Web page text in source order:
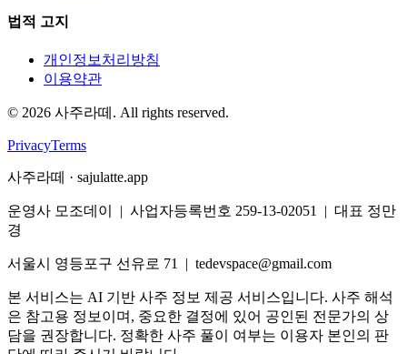
법적 고지
개인정보처리방침
이용약관
© 2026 사주라떼. All rights reserved.
PrivacyTerms
사주라떼 · sajulatte.app
운영사 모조데이 | 사업자등록번호 259-13-02051 | 대표 정만
경
서울시 영등포구 선유로 71 | tedevspace@gmail.com
본 서비스는 AI 기반 사주 정보 제공 서비스입니다. 사주 해석
은 참고용 정보이며, 중요한 결정에 있어 공인된 전문가의 상
담을 권장합니다. 정확한 사주 풀이 여부는 이용자 본인의 판